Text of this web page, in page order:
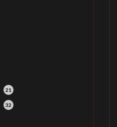
21
32